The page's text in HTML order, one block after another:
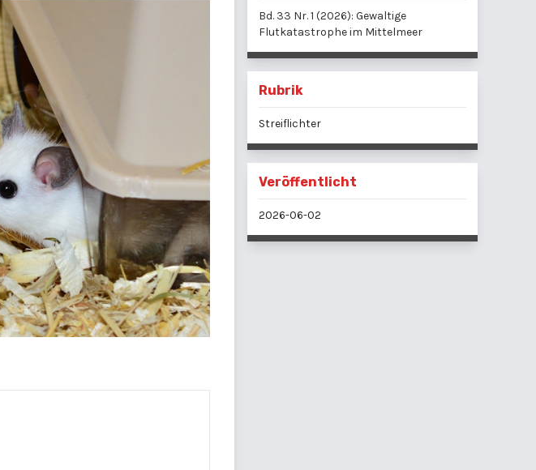
Bd. 33 Nr. 1 (2026): Gewaltige
Flutkatastrophe im Mittelmeer
Rubrik
Streiflichter
Veröffentlicht
2026-06-02